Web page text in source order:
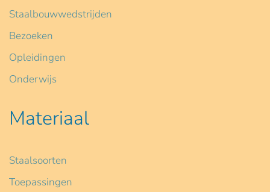
Staalbouwwedstrijden
Bezoeken
Opleidingen
Onderwijs
Materiaal
Staalsoorten
Toepassingen